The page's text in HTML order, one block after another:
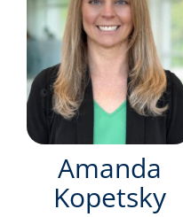
Amanda
Kopetsky